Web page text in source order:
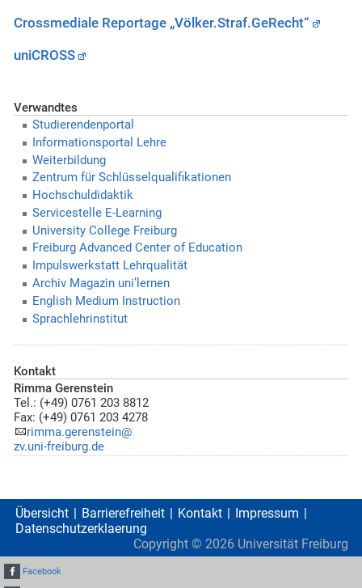
Crossmediale Reportage „Völker.Straf.GeRecht“
uniCROSS
Verwandtes
Studierendenportal
Informationsportal Lehre
Weiterbildung
Zentrum für Schlüsselqualifikationen
Hochschuldidaktik
Servicestelle E-Learning
University College Freiburg
Freiburg Advanced Center of Education
Impulswerkstatt Lehrqualität
Archiv Magazin uni’lernen
English Medium Instruction
Sprachlehrinstitut
Kontakt
Rimma Gerenstein
Tel.: (+49) 0761 203 8812
Fax: (+49) 0761 203 4278
rimma.gerenstein@
zv.uni-freiburg.de
Übersicht Barrierefreiheit Kontakt
Impressum
Datenschutzerklaerung
Copyright © 2026 Universität Freiburg
Facebook